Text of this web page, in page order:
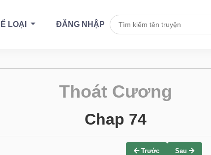
LOẠI ĐĂNG NHẬP
Thoát Cương
Chap 74
Trước Sau